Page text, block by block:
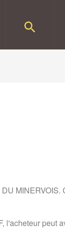
MINERVOIS.
l'acheteur peut